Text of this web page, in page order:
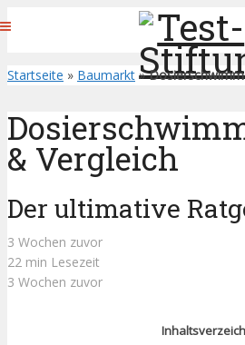
Startseite » Baumarkt »
& Vergleich
Der ultimative
3 Wochen zuvor
22 min Lesezeit
3 Wochen zuvor